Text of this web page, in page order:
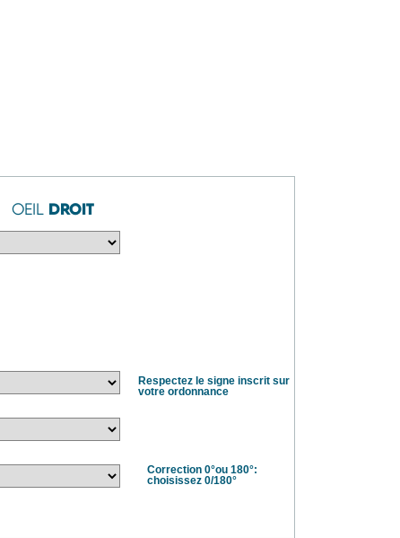
OEIL DROIT
Respectez le signe inscrit sur
votre ordonnance
Correction 0°ou 180°:
choisissez 0/180°